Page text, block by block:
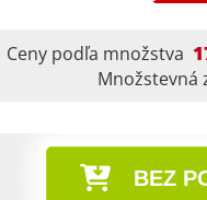
Ceny podľa množstva
Množstevná
BEZ